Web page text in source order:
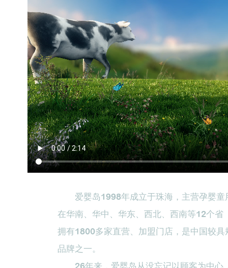
爱婴岛1998年成立于珠海，主营孕婴童
在华南、华中、华东、西北、西南等12个省
拥有1800多家直营、加盟门店，是中国较
品牌之一。
26年来，爱婴岛从没忘记以顾客为中心